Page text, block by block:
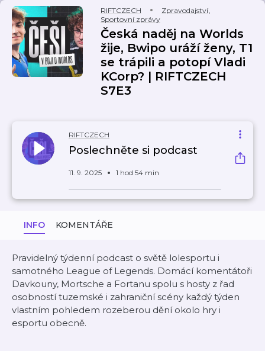
RIFTCZECH Zpravodajství,
Sportovní zprávy
Česká naděj na Worlds
žije, Bwipo uráží ženy, T1
se trápili a potopí Vladi
KCorp? | RIFTCZECH
S7E3
RIFTCZECH
Poslechněte si podcast
11. 9. 2025 1 hod 54 min
INFO KOMENTÁŘE
Pravidelný týdenní podcast o světě lolesportu i
samotného League of Legends. Domácí komentátoři
Davkouny, Mortsche a Fortanu spolu s hosty z řad
osobností tuzemské i zahraniční scény každý týden
vlastním pohledem rozeberou dění okolo hry i
esportu obecně.